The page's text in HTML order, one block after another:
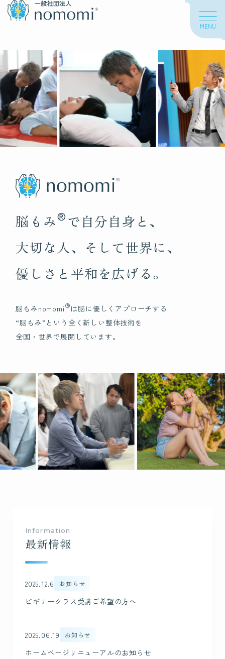
MENU
私たちについて
About us
私たちの想い
海外での活動
脳もみについて
About nomomi
脳もみとは
ビギナークラスについて
認定講師制度について
脳もみの
Certification
脳もみ創始者
ホリ先生について
Founder
Students
認定講師
北海道
東北
関東
近畿
脳もみ®で自分自身と、
大切な人、そして世界に、
優しさと平和を広げる。
脳もみnomomi®は脳に優しくアプローチする
“脳もみ”という全く新しい整体技術を
全国・世界で展開しています。
Information
最新情報
2025.12.6 お知らせ
ビギナークラス受講ご希望の方へ
2025.06.19 お知らせ
ホームページリニューアルのお知らせ